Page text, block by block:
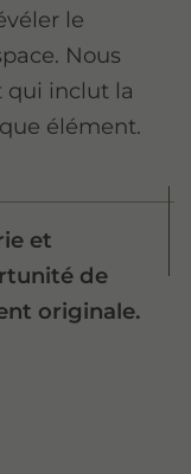
le
Nous
qui inclut la
élément.
et
de
originale.